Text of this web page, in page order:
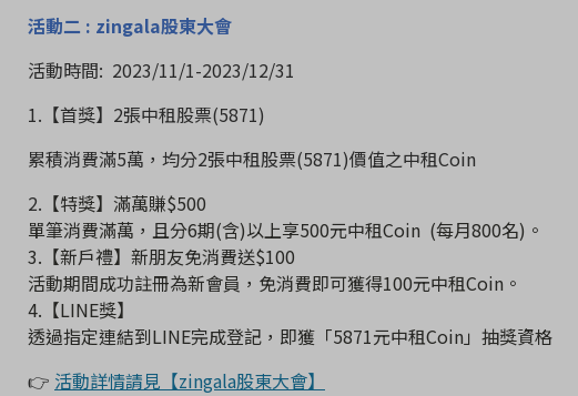
活動二 : zingala股東大會
活動時間: 2023/11/1-2023/12/31
1. 【首獎】 2張中租股票(5871)
累積消費滿5萬，均分2張中租股票(5871)價值之中租Coin
2. 【特獎】滿萬賺$500
單筆消費滿萬，且分6期(含)以上享500元中租Coin (每月800名) 。
3. 【新戶禮】新朋友免消費送$100
活動期間成功註冊為新會員，免消費即可獲得100元中租Coin 。
4. 【LINE獎】
透過指定連結到LINE完成登記，即獲「5871元中租Coin 」抽獎資格
👉 活動詳情請見【zingala股東大會】